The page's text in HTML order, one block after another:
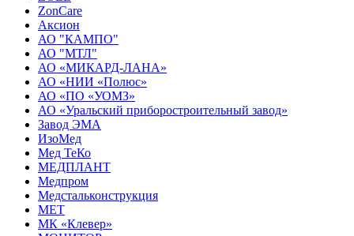
ZonCare
Аксион
АО "КАМПО"
АО "МТЛ"
АО «МИКАРД-ЛАНА»
АО «НИИ «Полюс»
АО «ПО «УОМЗ»
АО «Уральский приборостроительный завод»
Завод ЭМА
ИзоМед
Мед ТеКо
МЕДПЛАНТ
Медпром
Медстальконструкция
МЕТ
МК «Клевер»